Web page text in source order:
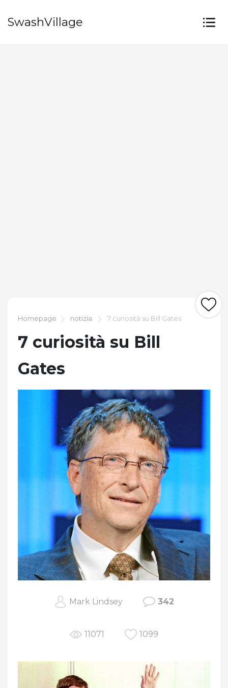
SwashVillage
Homepage notizia 7 curiosità su Bill Gates
7 curiosità su Bill
Gates
Mark Lindsey 342
11071 1099